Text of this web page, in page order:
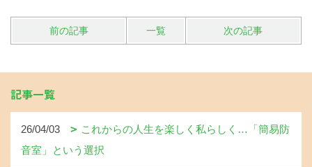
前の記事 一覧 次の記事
記事一覧
26/04/03
これからの人生を楽しく私らしく…「簡易防
音室」という選択